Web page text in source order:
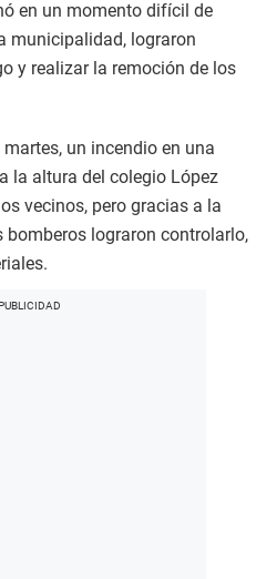
en un momento difícil de
municipalidad, lograron
y realizar la remoción de los
un incendio en una
la altura del colegio López
vecinos, pero gracias a la
bomberos lograron controlarlo,